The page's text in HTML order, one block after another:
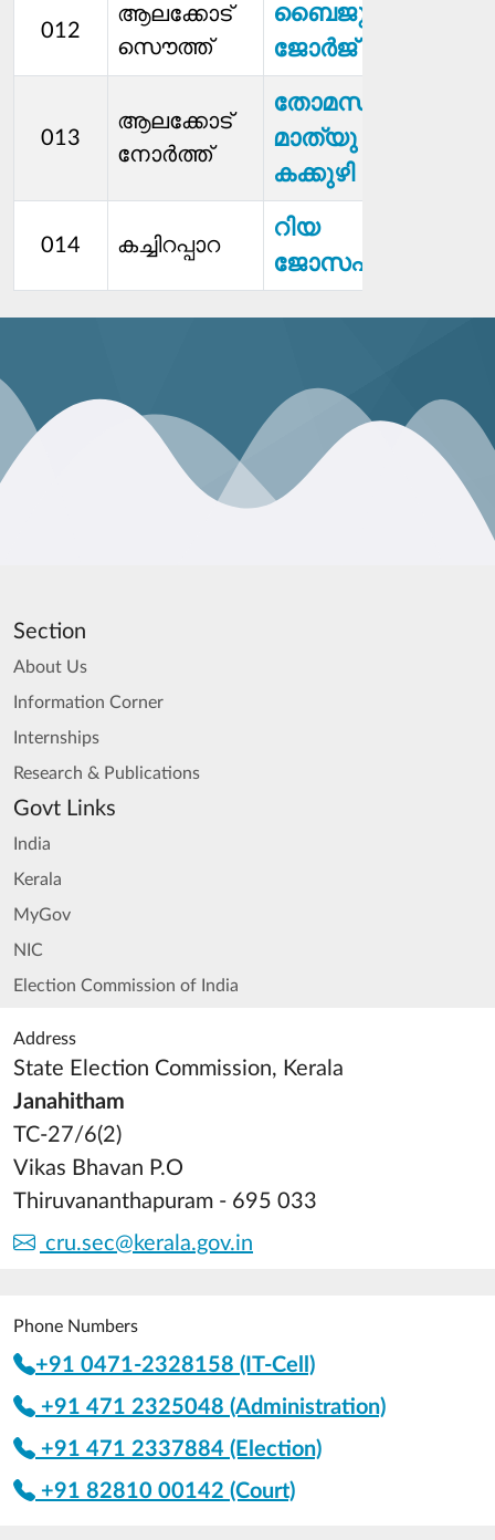
012
ആലക്കോട്
സൌത്ത്
ബൈജു
ജോര്‍ജ്
013
ആലക്കോട്
നോര്‍ത്ത്
തോമസ്
മാത്യു
കക്കുഴി
014 കച്ചിറപ്പാറ
റിയ
ജോസഫ്
Section
About Us
Information Corner
Internships
Research & Publications
Govt Links
India
Kerala
MyGov
NIC
Election Commission of India
Address
State Election Commission, Kerala
Janahitham
TC-27/6(2)
Vikas Bhavan P.O
Thiruvananthapuram - 695 033
cru.sec@kerala.gov.in
Phone Numbers
+91 0471-2328158 (IT-Cell)
+91 471 2325048 (Administration)
+91 471 2337884 (Election)
+91 82810 00142 (Court)